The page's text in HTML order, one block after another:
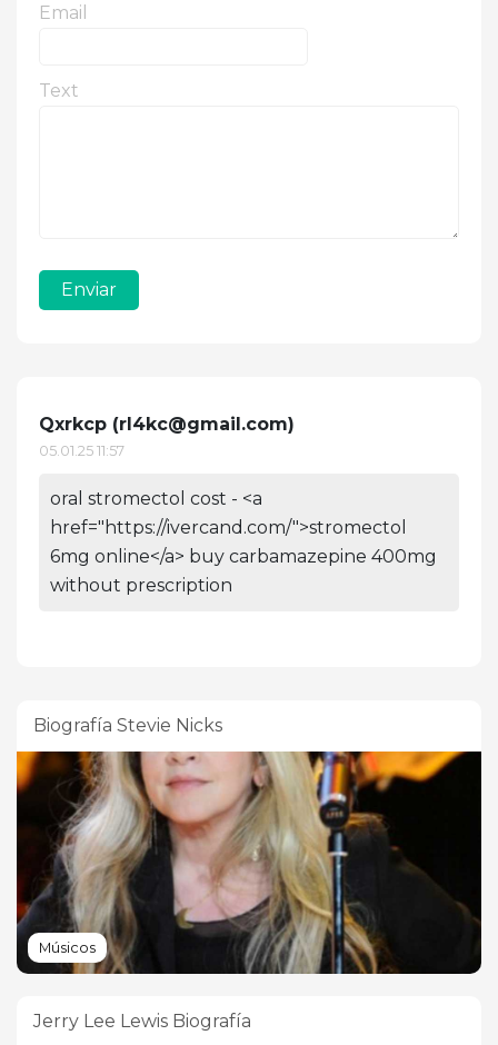
Email
Text
Enviar
Qxrkcp (rl4kc@gmail.com)
05.01.25 11:57
oral stromectol cost - <a
href="https://ivercand.com/">stromectol
6mg online</a> buy carbamazepine 400mg
without prescription
Biografía Stevie Nicks
Músicos
Jerry Lee Lewis Biografía